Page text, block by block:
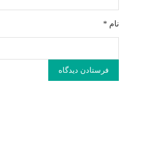
نام *
فرستادن دیدگاه